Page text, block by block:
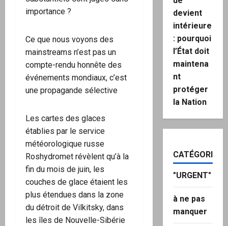
importance ?
Ce que nous voyons des
mainstreams n’est pas un
compte-rendu honnête des
événements mondiaux, c’est
une propagande sélective
Les cartes des glaces
établies par le service
météorologique russe
Roshydromet révèlent qu’à la
fin du mois de juin, les
couches de glace étaient les
plus étendues dans la zone
du détroit de Vilkitsky, dans
les îles de Nouvelle-Sibérie
devient
intérieure
: pourquoi
l’État doit
maintena
nt
protéger
la Nation
CATÉGORIES
"URGENT"
à ne pas
manquer